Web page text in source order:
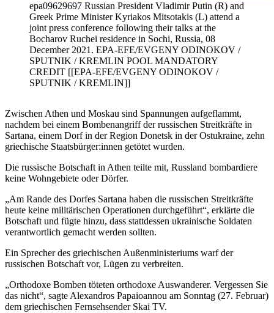
epa09629697 Russian President Vladimir Putin (R) and
Greek Prime Minister Kyriakos Mitsotakis (L) attend a
joint press conference following their talks at the
Bocharov Ruchei residence in Sochi, Russia, 08
December 2021. EPA-EFE/EVGENY ODINOKOV /
SPUTNIK / KREMLIN POOL MANDATORY
CREDIT [[EPA-EFE/EVGENY ODINOKOV /
SPUTNIK / KREMLIN]]
Zwischen Athen und Moskau sind Spannungen aufgeflammt,
nachdem bei einem Bombenangriff der russischen Streitkräfte in
Sartana, einem Dorf in der Region Donetsk in der Ostukraine, zehn
griechische Staatsbürger:innen getötet wurden.
Die russische Botschaft in Athen teilte mit, Russland bombardiere
keine Wohngebiete oder Dörfer.
„Am Rande des Dorfes Sartana haben die russischen Streitkräfte
heute keine militärischen Operationen durchgeführt“, erklärte die
Botschaft und fügte hinzu, dass stattdessen ukrainische Soldaten
verantwortlich gemacht werden sollten.
Ein Sprecher des griechischen Außenministeriums warf der
russischen Botschaft vor, Lügen zu verbreiten.
„Orthodoxe Bomben töteten orthodoxe Auswanderer. Vergessen Sie
das nicht“, sagte Alexandros Papaioannou am Sonntag (27. Februar)
dem griechischen Fernsehsender Skai TV.